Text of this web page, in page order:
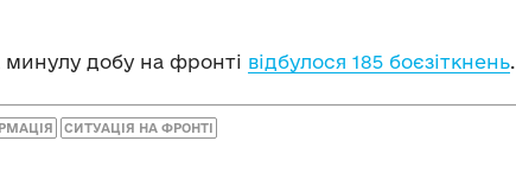
минулу добу на фронті відбулося 185 боєзіткнень.
СИТУАЦІЯ НА ФРОНТІ